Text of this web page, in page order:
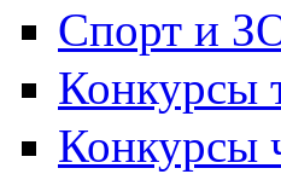
Спорт и
Конкурсы
Конкурсы